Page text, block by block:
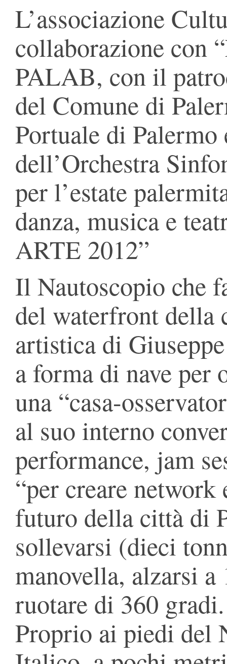
L’associazione
collaborazione con
PALAB, con il
del Comune di
Portuale di
dell’Orchestra
per l’estate
danza, musica e
ARTE 2012”
Il Nautoscopio che
del waterfront della
artistica di
a forma di nave per
una “casa-
al suo interno
performance, jam
“per creare
futuro della città di
sollevarsi (dieci
manovella, alzarsi
ruotare di 360 gradi.
Proprio ai piedi del